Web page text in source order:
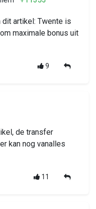
artikel: Twente is
maximale bonus uit
9
de transfer
kan nog vanalles
11